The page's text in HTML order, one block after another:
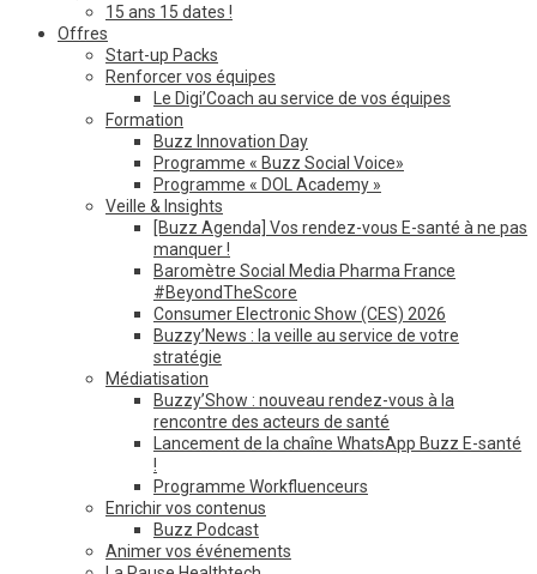
15 ans 15 dates !
Offres
Start-up Packs
Renforcer vos équipes
Le Digi’Coach au service de vos équipes
Formation
Buzz Innovation Day
Programme « Buzz Social Voice»
Programme « DOL Academy »
Veille & Insights
[Buzz Agenda] Vos rendez-vous E-santé à ne pas
manquer !
Baromètre Social Media Pharma France
#BeyondTheScore
Consumer Electronic Show (CES) 2026
Buzzy’News : la veille au service de votre
stratégie
Médiatisation
Buzzy’Show : nouveau rendez-vous à la
rencontre des acteurs de santé
Lancement de la chaîne WhatsApp Buzz E-santé
!
Programme Workfluenceurs
Enrichir vos contenus
Buzz Podcast
Animer vos événements